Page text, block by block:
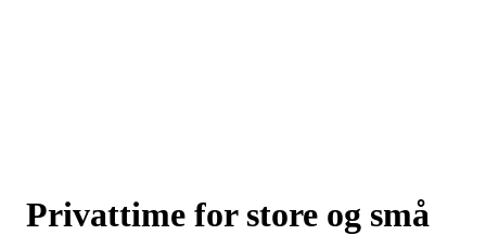
Privattime for store og små